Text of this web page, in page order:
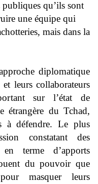
qu’ils sont
une équipe qui
mais dans la
diplomatique
leurs collaborateurs
sur l’état de
étrangère du Tchad,
à défendre. Le plus
constatant des
terme d’apports
du pouvoir que
masquer leurs